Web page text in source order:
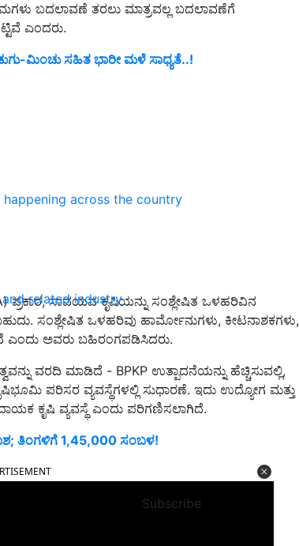
across the country
related industry
Subscribe
ಬದಲಾವಣೆ ತರಲು ಮಾತ್ರವಲ್ಲ ಬದಲಾವಣೆಗೆ
ಎಂದರು.
ಮಿಂಚು ಸಹಿತ ಭಾರೀ ಮಳೆ ಸಾಧ್ಯತೆ..!
ಪ್ರಕಾರ, ಸಾವಯವ ಕೃಷಿಯನ್ನು ಸಂಶ್ಲೇಷಿತ ಒಳಹರಿವಿನ
ಸಂಶ್ಲೇಷಿತ ಒಳಹರಿವು ಹಾರ್ಮೋನುಗಳು, ಕೀಟನಾಶಕಗಳು,
ಎಂದು ಅವರು ಬಹಿರಂಗಪಡಿಸಿದರು.
ವರದಿ ಮಾಡಿದೆ - BPKP ಉತ್ಪಾದನೆಯನ್ನು ಹೆಚ್ಚಿಸುವಲ್ಲಿ,
ಪರಿಸರ ವ್ಯವಸ್ಥೆಗಳಲ್ಲಿ ಸುಧಾರಣೆ. ಇದು ಉದ್ಯೋಗ ಮತ್ತು
ಕೃಷಿ ವ್ಯವಸ್ಥೆ ಎಂದು ಪರಿಗಣಿಸಲಾಗಿದೆ.
ತಿಂಗಳಿಗೆ 1,45,000 ಸಂಬಳ!